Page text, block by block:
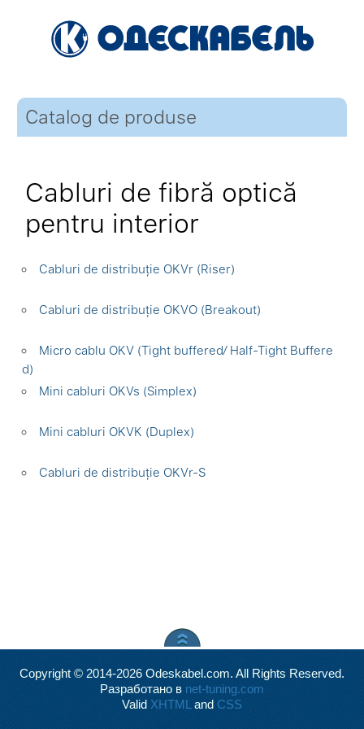
Catalog de produse
Cabluri de fibră optică
pentru interior
Cabluri de distribuție OKVr (Riser)
Cabluri de distribuție OKVO (Breakout)
Micro cablu OKV (Tight buffered⁄ Half-Tight Buffere
d)
Mini cabluri OKVs (Simplex)
Mini cabluri OKVK (Duplex)
Cabluri de distribuție OKVr-S
Copyright © 2014-2026 Odeskabel.com. All Rights Reserved.
Разработано в net-tuning.com
Valid XHTML and CSS